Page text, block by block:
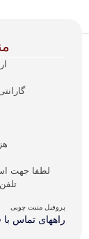
لطفا جهت
تلفن 02176216003
پروفیل منبت چوبی
راههای تماس